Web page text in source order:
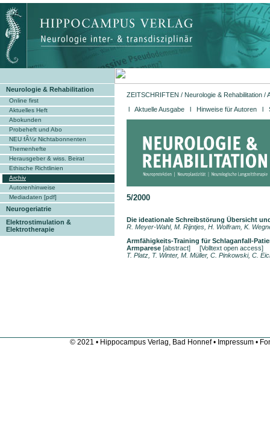
Neurologie & Rehabilitation
Online first
Aktuelles Heft
Abokunden
Probeheft und Abo
NEU fÃ¼r Nichtabonnenten
Themenhefte
Herausgeber & wiss. Beirat
Ethische Richtlinien
Archiv
Autorenhinweise
Mediadaten [pdf]
Neurogeriatrie
Elektrostimulation &
Elektrotherapie
ZEITSCHRIFTEN / Neurologie & Rehabilitation /
l Aktuelle Ausgabe l Hinweise für Autoren l
5/2000
Die ideationale Schreibstörung Übersicht
R. Meyer-Wahl, M. Rijntjes, H. Wolfram, K.
Armfähigkeits-Training für Schlaganfall-
Armparese [abstract]
[Volltext open access]
T. Platz, T. Winter, M. Müller, C. Pinkowski, C.
© 2021 • Hippocampus Verlag, Bad Honnef • Impressum •